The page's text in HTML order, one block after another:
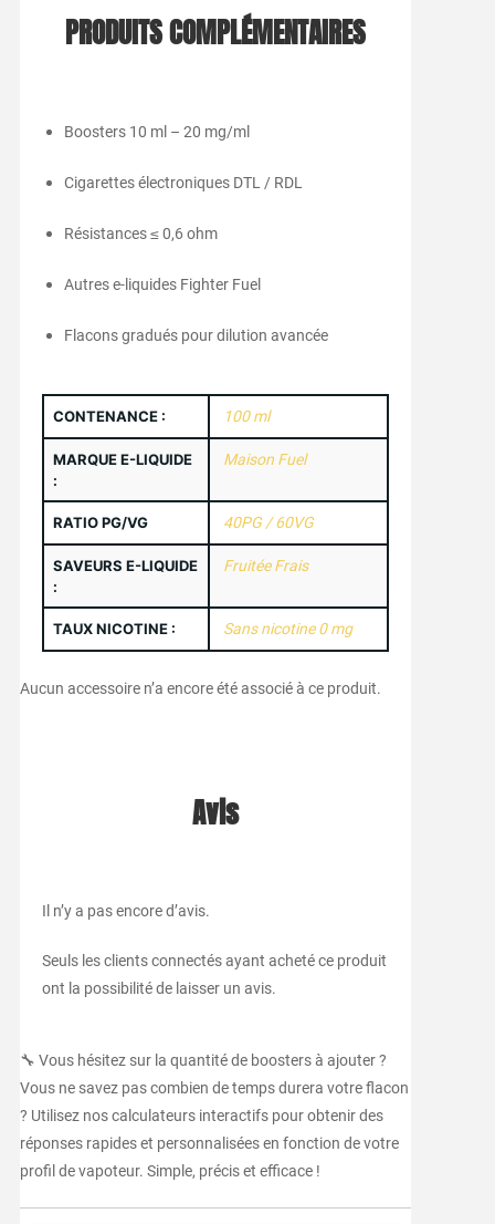
PRODUITS COMPLÉMENTAIRES
Boosters 10 ml – 20 mg/ml
Cigarettes électroniques DTL / RDL
Résistances ≤ 0,6 ohm
Autres e-liquides Fighter Fuel
Flacons gradués pour dilution avancée
CONTENANCE : 100 ml
MARQUE E-LIQUIDE
:
Maison Fuel
RATIO PG/VG 40PG / 60VG
SAVEURS E-LIQUIDE
:
Fruitée Frais
TAUX NICOTINE : Sans nicotine 0 mg
Aucun accessoire n’a encore été associé à ce produit.
Avis
Il n’y a pas encore d’avis.
Seuls les clients connectés ayant acheté ce produit
ont la possibilité de laisser un avis.
🔧 Vous hésitez sur la quantité de boosters à ajouter ?
Vous ne savez pas combien de temps durera votre flacon
? Utilisez nos calculateurs interactifs pour obtenir des
réponses rapides et personnalisées en fonction de votre
profil de vapoteur. Simple, précis et efficace !